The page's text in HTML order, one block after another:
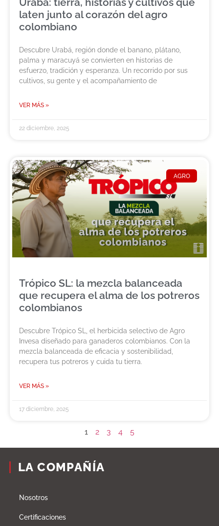
laten junto al corazón del agro
colombiano
Descubre Urabá, región donde el banano, plátano,
palma y maracuyá se convierten en historias de
esfuerzo, tradición y esperanza. Un recorrido por sus
cultivos, su gente y el acompañamiento de
VER MÁS »
22 diciembre, 2025
AGRO
Trópico SL: la mezcla balanceada
que recupera el alma de los potreros
colombianos
Descubre Trópico SL, el herbicida selectivo de Agro
Invesa diseñado para ganaderos colombianos. Con la
mezcla balanceada de eficacia y sostenibilidad,
recupera tus potreros y cuida tu tierra.
VER MÁS »
17 diciembre, 2025
1 2 3 4 5
LA COMPAÑÍA
Nosotros
Certificaciones